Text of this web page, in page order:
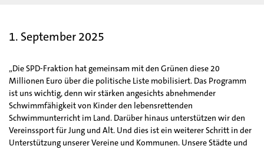
1. September 2025
„Die SPD-Fraktion hat gemeinsam mit den Grünen diese 20
Millionen Euro über die politische Liste mobilisiert. Das Programm
ist uns wichtig, denn wir stärken angesichts abnehmender
Schwimmfähigkeit von Kinder den lebensrettenden
Schwimmunterricht im Land. Darüber hinaus unterstützen wir den
Vereinssport für Jung und Alt. Und dies ist ein weiterer Schritt in der
Unterstützung unserer Vereine und Kommunen. Unsere Städte und